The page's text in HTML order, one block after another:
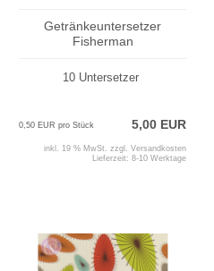
Getränkeuntersetzer
Fisherman
10 Untersetzer
5,00 EUR
0,50 EUR pro Stück
inkl. 19 % MwSt. zzgl. Versandkosten
Lieferzeit: 8-10 Werktage